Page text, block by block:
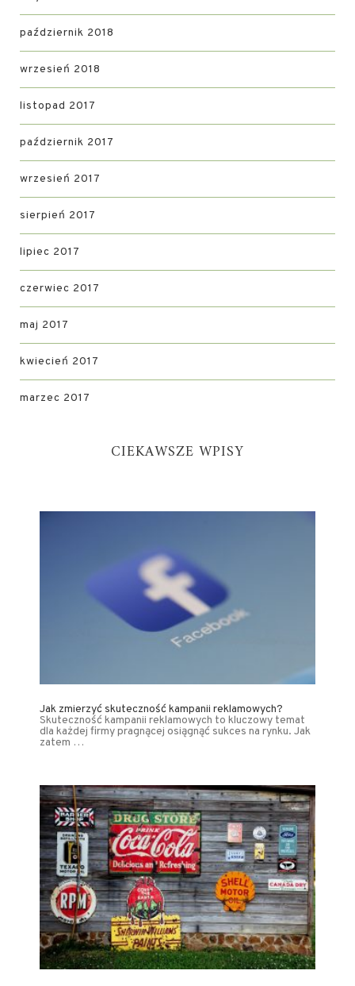
październik 2018
wrzesień 2018
listopad 2017
październik 2017
wrzesień 2017
sierpień 2017
lipiec 2017
czerwiec 2017
maj 2017
kwiecień 2017
marzec 2017
CIEKAWSZE WPISY
Jak zmierzyć skuteczność kampanii reklamowych?
Skuteczność kampanii reklamowych to kluczowy temat
dla każdej firmy pragnącej osiągnąć sukces na rynku. Jak
zatem …